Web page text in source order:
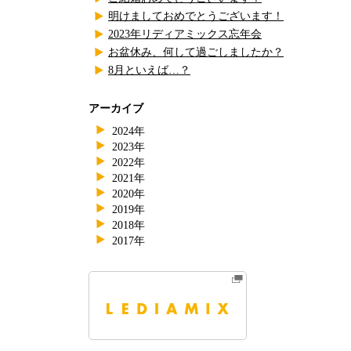
明けましておめでとうございます！
2023年リディアミックス忘年会
お盆休み、何して過ごしましたか？
8月といえば…？
アーカイブ
2024年
2023年
2022年
2021年
2020年
2019年
2018年
2017年